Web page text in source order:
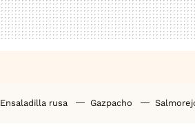
Ensaladilla rusa Gazpacho